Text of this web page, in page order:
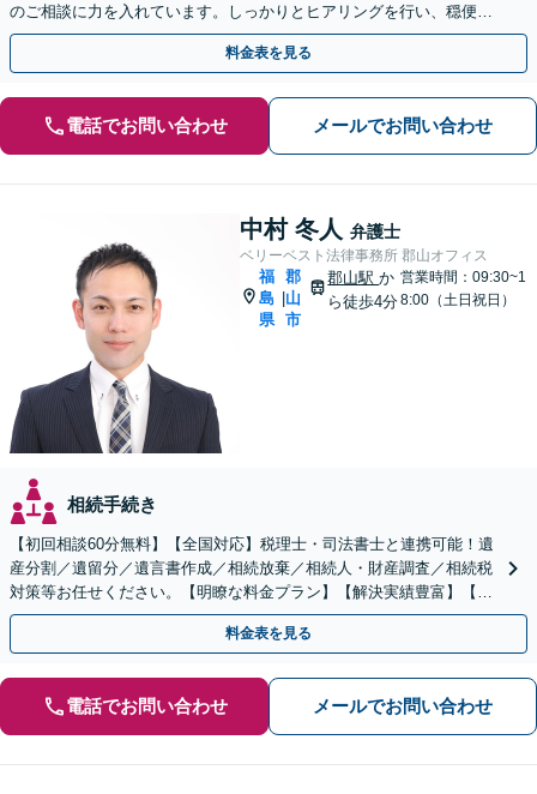
のご相談に力を入れています。しっかりとヒアリングを行い、穏便な
解決のため最適なアドバイスを致します。【分割払い可能】
料金表を見る
電話でお問い合わせ メールでお問い合わせ
中村 冬人 弁護士
ベリーベスト法律事務所 郡山オフィス
福
島
県
郡
山
市
郡山駅か
ら徒歩4分
営業時間：09:30~1
8:00（土日祝日）
相続手続き
【初回相談60分無料】【全国対応】税理士・司法書士と連携可能！遺
産分割／遺留分／遺言書作成／相続放棄／相続人・財産調査／相続税
対策等お任せください。【明瞭な料金プラン】【解決実績豊富】【電
話相談可】
料金表を見る
電話でお問い合わせ メールでお問い合わせ